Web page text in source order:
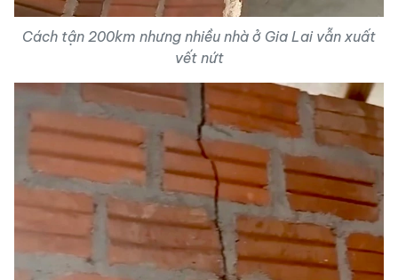
Cách tận 200km nhưng nhiều nhà ở Gia Lai vẫn xuất
vết nứt